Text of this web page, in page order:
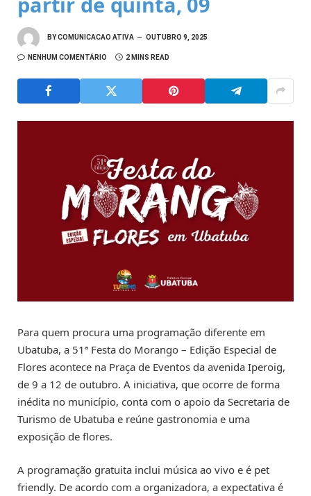
BYCOMUNICACAO ATIVA OUTUBRO 9, 2025
NENHUM COMENTÁRIO 2 MINS READ
Para quem procura uma programação diferente em
Ubatuba, a 51ª Festa do Morango – Edição Especial de
Flores acontece na Praça de Eventos da avenida Iperoig,
de 9 a 12 de outubro. A iniciativa, que ocorre de forma
inédita no município, conta com o apoio da Secretaria de
Turismo de Ubatuba e reúne gastronomia e uma
exposição de flores.
A programação gratuita inclui música ao vivo e é pet
friendly. De acordo com a organizadora, a expectativa é